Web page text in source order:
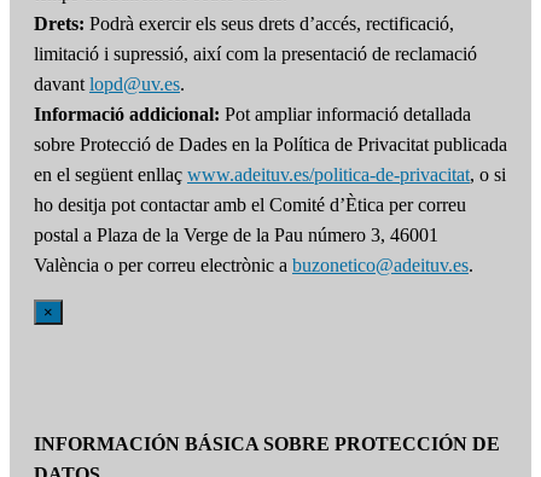
Drets: Podrà exercir els seus drets d’accés, rectificació,
limitació i supressió, així com la presentació de reclamació
davant lopd@uv.es.
Informació addicional: Pot ampliar informació detallada
sobre Protecció de Dades en la Política de Privacitat publicada
en el següent enllaç www.adeituv.es/politica-de-privacitat, o si
ho desitja pot contactar amb el Comité d’Ètica per correu
postal a Plaza de la Verge de la Pau número 3, 46001
València o per correu electrònic a buzonetico@adeituv.es.
×
INFORMACIÓN BÁSICA SOBRE PROTECCIÓN DE